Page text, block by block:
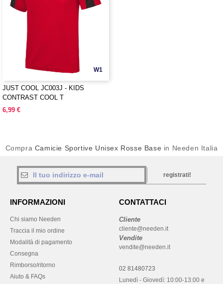
W1
JUST COOL JC003J - KIDS
CONTRAST COOL T
6,99 €
Compra Camicie Sportive Unisex Rosse Base in Needen Italia
registrati!
INFORMAZIONI
Chi siamo Needen
Traccia il mio ordine
Modalità di pagamento
Consegna
Rimborso/ritorno
Aiuto & FAQs
CONTATTACI
Cliente
cliente@needen.it
Vendite
vendite@needen.it
02 81480723
Lunedì - Giovedì: 10:00-13:00 e